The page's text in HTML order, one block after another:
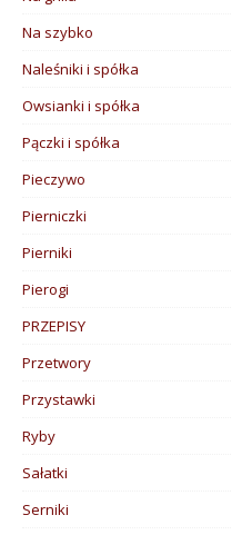
Na szybko
Naleśniki i spółka
Owsianki i spółka
Pączki i spółka
Pieczywo
Pierniczki
Pierniki
Pierogi
PRZEPISY
Przetwory
Przystawki
Ryby
Sałatki
Serniki